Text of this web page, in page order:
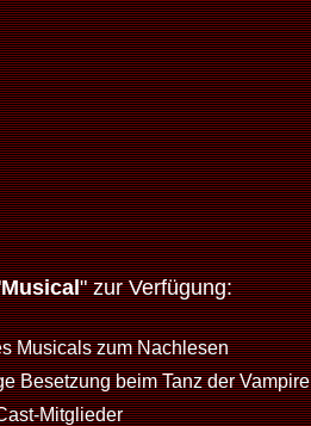
Musical" zur Verfügung:
Musicals zum Nachlesen
Besetzung beim Tanz der Vampire
Mitglieder